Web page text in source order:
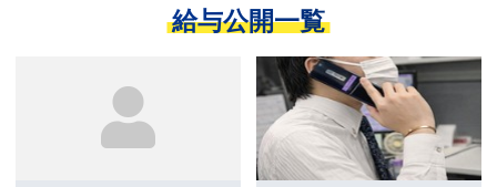
給与公開一覧